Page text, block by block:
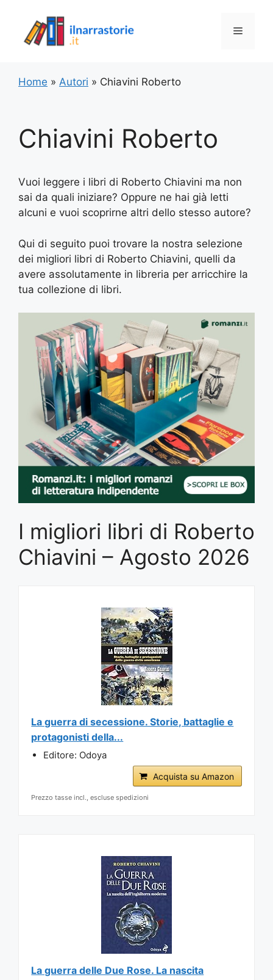
contenuto
Menu
Home » Autori » Chiavini Roberto
Chiavini Roberto
Vuoi leggere i libri di Roberto Chiavini ma non
sai da quali iniziare? Oppure ne hai già letti
alcuni e vuoi scoprirne altri dello stesso autore?
Qui di seguito puoi trovare la nostra selezione
dei migliori libri di Roberto Chiavini, quelli da
avere assolutamente in libreria per arricchire la
tua collezione di libri.
I migliori libri di Roberto
Chiavini – Agosto 2026
La guerra di secessione. Storie, battaglie e
protagonisti della...
Editore: Odoya
Acquista su Amazon
Prezzo tasse incl., escluse spedizioni
La guerra delle Due Rose. La nascita